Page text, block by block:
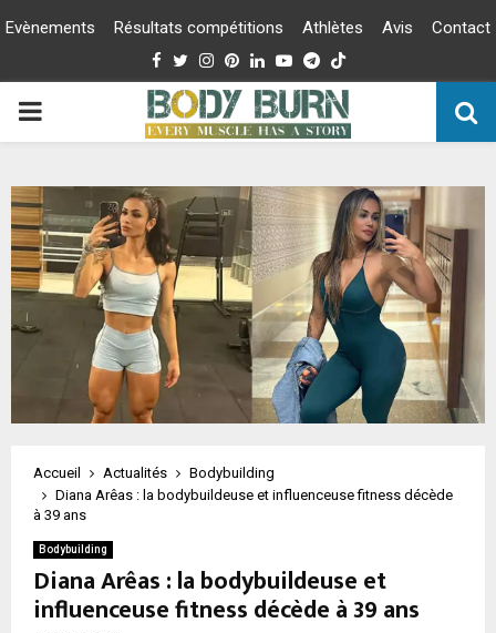
Evènements Résultats compétitions Athlètes Avis
Contact
Facebook
TwitterInstagram
PinterestLinkedinYoutubeTelegram
PRIMARY
Accueil Actualités
Bodybuilding
Diana Arêas : la bodybuildeuse et influenceuse fitness décède
à 39 ans
Bodybuilding
Diana Arêas : la bodybuildeuse et
influenceuse fitness décède à 39 ans